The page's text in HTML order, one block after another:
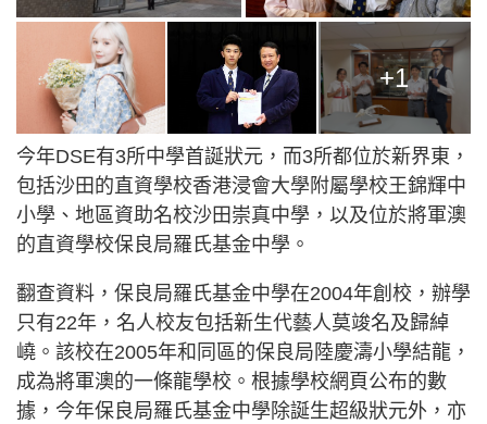
+1
今年DSE有3所中學首誕狀元，而3所都位於新界東，
包括沙田的直資學校香港浸會大學附屬學校王錦輝中
小學、地區資助名校沙田崇真中學，以及位於將軍澳
的直資學校保良局羅氏基金中學。
翻查資料，保良局羅氏基金中學在2004年創校，辦學
只有22年，名人校友包括新生代藝人莫竣名及歸綽
嶢。該校在2005年和同區的保良局陸慶濤小學結龍，
成為將軍澳的一條龍學校。根據學校網頁公布的數
據，今年保良局羅氏基金中學除誕生超級狀元外，亦